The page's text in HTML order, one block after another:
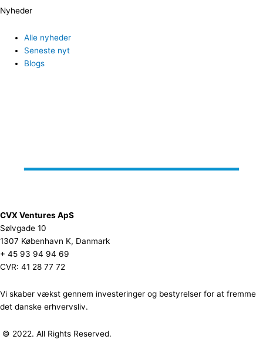
Nyheder
Alle nyheder
Seneste nyt
Blogs
CVX Ventures ApS
Sølvgade 10
1307 København K, Danmark
+ 45 93 94 94 69
CVR: 41 28 77 72
Vi skaber vækst gennem investeringer og bestyrelser for at fremme
det danske erhvervsliv.
© 2022. All Rights Reserved.